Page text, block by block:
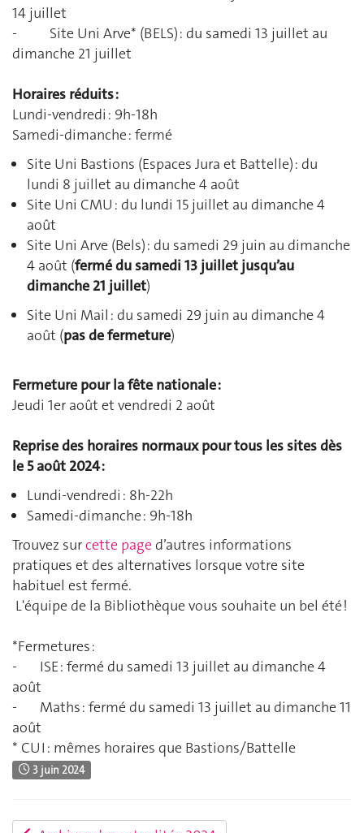
14 juillet
- Site Uni Arve* (BELS) : du samedi 13 juillet au
dimanche 21 juillet
Horaires réduits :
Lundi-vendredi : 9h-18h
Samedi-dimanche : fermé
Site Uni Bastions (Espaces Jura et Battelle) : du
lundi 8 juillet au dimanche 4 août
Site Uni CMU : du lundi 15 juillet au dimanche 4
août
Site Uni Arve (Bels) : du samedi 29 juin au dimanche
4 août (fermé du samedi 13 juillet jusqu’au
dimanche 21 juillet)
Site Uni Mail : du samedi 29 juin au dimanche 4
août (pas de fermeture)
Fermeture pour la fête nationale :
Jeudi 1er août et vendredi 2 août
Reprise des horaires normaux pour tous les sites dès
le 5 août 2024 :
Lundi-vendredi : 8h-22h
Samedi-dimanche : 9h-18h
Trouvez surcette page d’autres informations
pratiques et des alternatives lorsque votre site
habituel est fermé.
L'équipe de la Bibliothèque vous souhaite un bel été !
*Fermetures :
- ISE : fermé du samedi 13 juillet au dimanche 4
août
- Maths : fermé du samedi 13 juillet au dimanche 11
août
* CUI : mêmes horaires que Bastions/Battelle
3 juin 2024